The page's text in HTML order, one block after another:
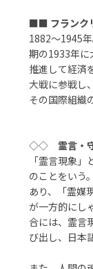
■■ フランク
1882～1945
期の1933年に
推進して経済
大戦に参戦し
その国際組織
◇◇霊言・
「霊言現象
のことをいう
あり、「霊媒
が一方的にし
合には、霊言
び出し、日本